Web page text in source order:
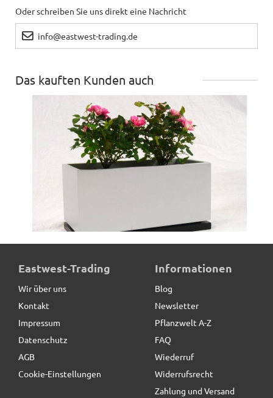
Oder schreiben Sie uns direkt eine Nachricht
info@eastwest-trading.de
Das kauften Kunden auch
Blumentopf LILLY - silber/schwarz
19,90 € *statt
Eastwest-Trading
Wir über uns
Kontakt
Impressum
Datenschutz
AGB
Cookie-Einstellungen
Informationen
Blog
Newsletter
Pflanzwelt A-Z
FAQ
Wiederruf
Widerrufsrecht
Zahlung und Versand